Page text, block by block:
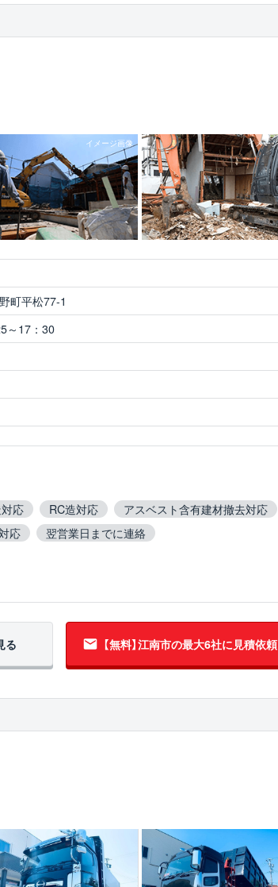
町平松77-1
～17：30
応 RC造対応
アスベスト含有建材撤去対応
応 翌営業日までに連絡
る 【無料】江南市の最大6社に見積依頼